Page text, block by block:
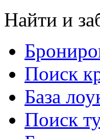
Найти и
Поиск
База
Поиск